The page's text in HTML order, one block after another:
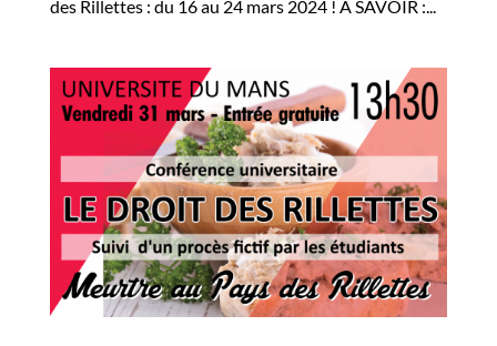
des Rillettes : du 16 au 24 mars 2024 ! A SAVOIR :...